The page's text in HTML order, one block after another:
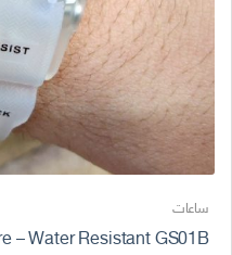
ساعات
– Water Resistant GS01B